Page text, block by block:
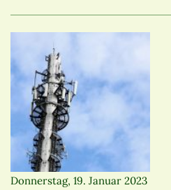
Donnerstag, 19. Januar 2023